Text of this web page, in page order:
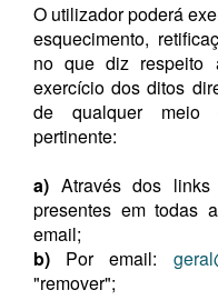
O utilizador poderá
esquecimento,
no que diz respeito
exercício dos ditos
de qualquer meio
pertinente:
a) Através dos
presentes em todas
email;
b) Por email:
"remover";